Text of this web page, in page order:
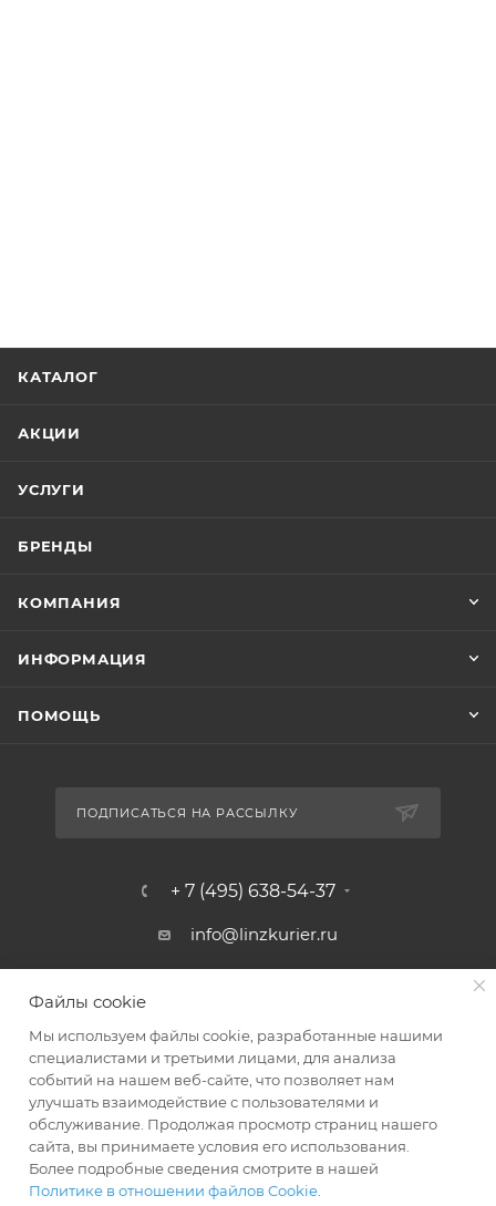
КАТАЛОГ
АКЦИИ
УСЛУГИ
БРЕНДЫ
КОМПАНИЯ
ИНФОРМАЦИЯ
ПОМОЩЬ
ПОДПИСАТЬСЯ НА РАССЫЛКУ
+ 7 (495) 638-54-37
info@linzkurier.ru
Файлы cookie
Мы используем файлы cookie, разработанные нашими
специалистами и третьими лицами, для анализа
событий на нашем веб-сайте, что позволяет нам
улучшать взаимодействие с пользователями и
обслуживание. Продолжая просмотр страниц нашего
сайта, вы принимаете условия его использования.
Более подробные сведения смотрите в нашей
Политике в отношении файлов Cookie